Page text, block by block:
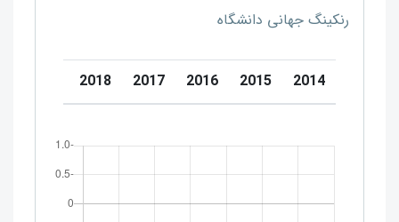
رنکینگ جهانی دانشگاه
2014
2015
2016
2017
2018